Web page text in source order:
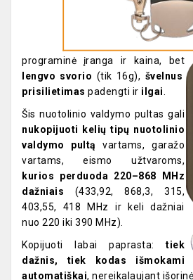
programinė įranga ir kaina, bet
lengvo svorio (tik 16g), švelnus
prisilietimas padengti ir ilgai.
Šis nuotolinio valdymo pultas gali
nukopijuoti kelių tipų nuotolinio
valdymo pultą
vartams, garažo
vartams, eismo užtvaroms,
kurios perduoda 220–868 MHz
dažniais (433,92, 868,3, 315,
403,55, 418 MHz ir keli dažniai
nuo 220 iki 390 MHz).
Kopijuoti labai paprasta: tiek
dažnis, tiek kodas išmokami
automatiškai, nereikalaujant